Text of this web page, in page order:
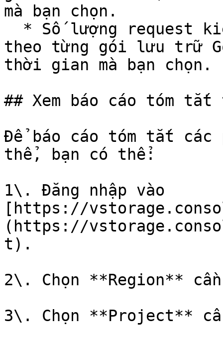
mà bạn chọn.
theo từng gói lưu trữ
thời gian mà bạn chọn.
## Xem báo cáo tóm
Để báo cáo tóm tắt
thể, bạn có thể:
1\. Đăng nhập vào
[https://
(https://
t).
2\. Chọn **Region**
3\. Chọn **Project**